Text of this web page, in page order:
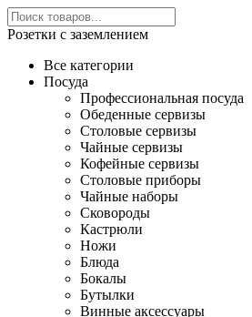
Розетки с заземлением
Все категории
Посуда
Профессиональная посуда
Обеденные сервизы
Столовые сервизы
Чайные сервизы
Кофейные сервизы
Столовые приборы
Чайные наборы
Сковороды
Кастрюли
Ножи
Блюда
Бокалы
Бутылки
Винные аксессуары